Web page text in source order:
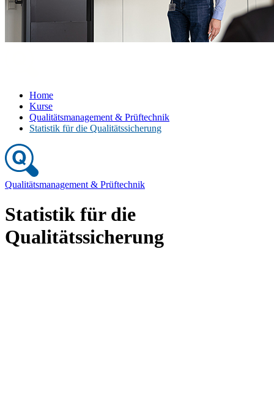
Home
Kurse
Qualitätsmanagement & Prüftechnik
Statistik für die Qualitätssicherung
Qualitätsmanagement & Prüftechnik
Statistik für die
Qualitätssicherung